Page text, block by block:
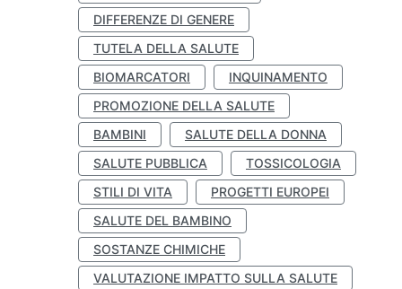
DIFFERENZE DI GENERE
TUTELA DELLA SALUTE
BIOMARCATORI
INQUINAMENTO
PROMOZIONE DELLA SALUTE
BAMBINI
SALUTE DELLA DONNA
SALUTE PUBBLICA
TOSSICOLOGIA
STILI DI VITA
PROGETTI EUROPEI
SALUTE DEL BAMBINO
SOSTANZE CHIMICHE
VALUTAZIONE IMPATTO SULLA SALUTE